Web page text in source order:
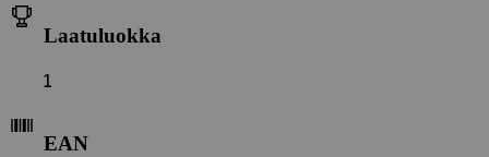
Laatuluokka
1
EAN